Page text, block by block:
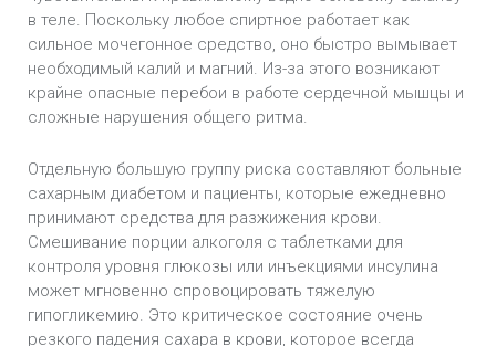
в теле. Поскольку любое спиртное работает как
сильное мочегонное средство, оно быстро вымывает
необходимый калий и магний. Из-за этого возникают
крайне опасные перебои в работе сердечной мышцы и
сложные нарушения общего ритма.
Отдельную большую группу риска составляют больные
сахарным диабетом и пациенты, которые ежедневно
принимают средства для разжижения крови.
Смешивание порции алкоголя с таблетками для
контроля уровня глюкозы или инъекциями инсулина
может мгновенно спровоцировать тяжелую
гипогликемию. Это критическое состояние очень
резкого падения сахара в крови, которое всегда